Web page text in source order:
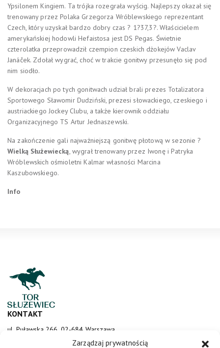
Zarządzaj prywatnością
Ypsilonem Kingiem. Ta trójka rozegrała wyścig. Najlepszy okazał się
trenowany przez Polaka Grzegorza Wróblewskiego reprezentant
Czech, który uzyskał bardzo dobry czas ? 1?37,3?. Właścicielem
amerykańskiej hodowli Hefaistosa jest DS Pegas. Świetnie
czterolatka przeprowadził czempion czeskich dżokejów Vaclav
Janáček. Zdołał wygrać, choć w trakcie gonitwy przesunęło się pod
nim siodło.
W dekoracjach po tych gonitwach udział brali prezes Totalizatora
Sportowego Sławomir Dudziński, prezesi słowackiego, czeskiego i
austriackiego Jockey Clubu, a także kierownik oddziału
Organizacyjnego TS Artur Jednaszewski.
Na zakończenie gali najważniejszą gonitwę płotową w sezonie ?
Wielką Służewiecką , wygrał trenowany przez Iwonę i Patryka
Wróblewskich ośmioletni Kalmar własności Marcina
Kaszubowskiego.
Info
KONTAKT
ul. Puławska 266, 02-684 Warszawa
sluzewiec@totalizator.pl